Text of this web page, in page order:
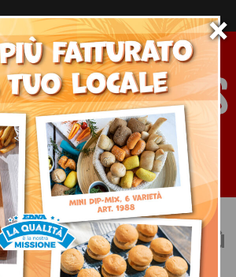
×
mondo della
a cura di Ristopiù